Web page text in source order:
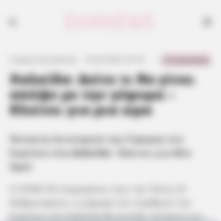
Χαλκίδα: Δείτε τι θα γίνει
απόψε με την γέφυρα –
Κλείνει για μια ώρα
Έκτακτη Λειτουργία της Γέφυρας του
Ευρίπου στη Χαλκίδα θα ανοίξει έκτακτα για